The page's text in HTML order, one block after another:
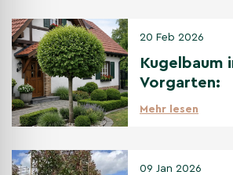
20 Feb 2026
Kugelbaum
Vorgarten:
Mehr lesen
09 Jan 2026